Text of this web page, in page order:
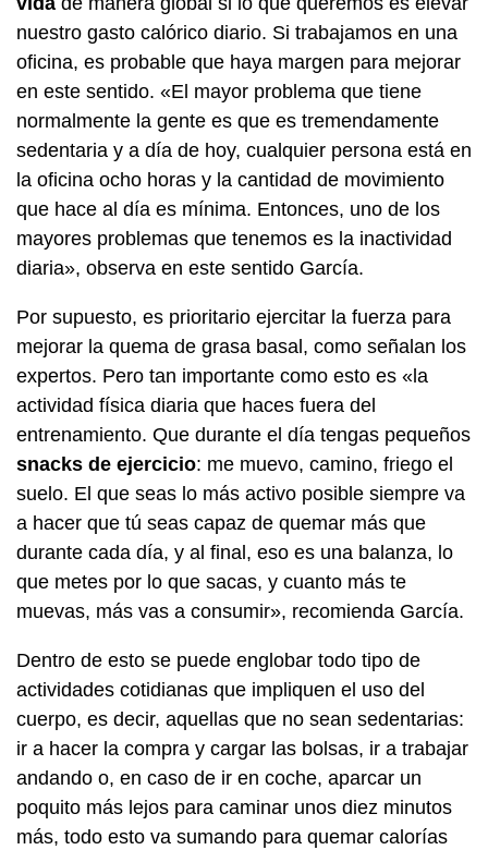
nuestro gasto calórico diario. Si trabajamos en una
oficina, es probable que haya margen para mejorar
en este sentido. «El mayor problema que tiene
normalmente la gente es que es tremendamente
sedentaria y a día de hoy, cualquier persona está en
la oficina ocho horas y la cantidad de movimiento
que hace al día es mínima. Entonces, uno de los
mayores problemas que tenemos es la inactividad
diaria», observa en este sentido García.
Por supuesto, es prioritario ejercitar la fuerza para
mejorar la quema de grasa basal, como señalan los
expertos. Pero tan importante como esto es «la
actividad física diaria que haces fuera del
entrenamiento. Que durante el día tengas pequeños
snacks de ejercicio: me muevo, camino, friego el
suelo. El que seas lo más activo posible siempre va
a hacer que tú seas capaz de quemar más que
durante cada día, y al final, eso es una balanza, lo
que metes por lo que sacas, y cuanto más te
muevas, más vas a consumir», recomienda García.
Dentro de esto se puede englobar todo tipo de
actividades cotidianas que impliquen el uso del
cuerpo, es decir, aquellas que no sean sedentarias:
ir a hacer la compra y cargar las bolsas, ir a trabajar
andando o, en caso de ir en coche, aparcar un
poquito más lejos para caminar unos diez minutos
más, todo esto va sumando para quemar calorías